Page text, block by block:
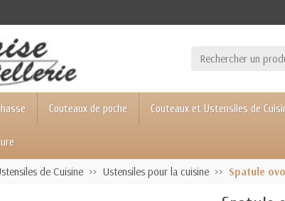
Couteaux de poche Couteaux et Ustensiles de
de Cuisine Ustensiles pour la cuisine Spatule